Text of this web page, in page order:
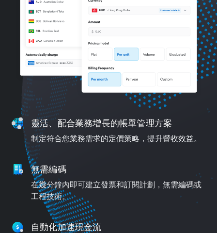
靈活、配合業務增長的帳單管理方案
制定符合您業務需求的定價策略，提升營收效益。
無需編碼
在幾分鐘內即可建立發票和訂閱計劃，無需編碼或
工程技術。
自動化加速現金流